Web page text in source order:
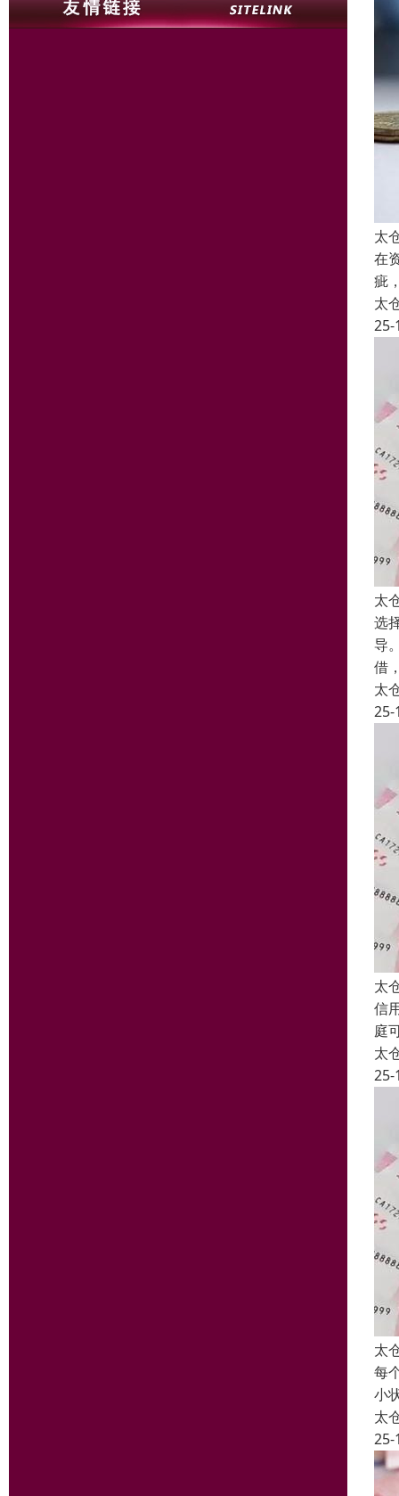
太
在
疵
太
25-
太
选
导
借
太
25-
太
信
庭
太
25-
太
每
小
太
25-